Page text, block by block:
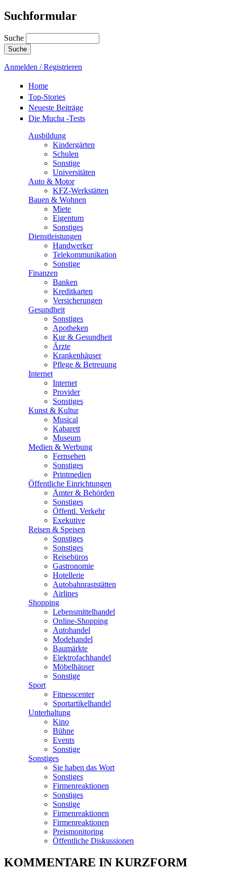
Suchformular
Suche
Anmelden / Registrieren
Home
Top-Stories
Neueste Beiträge
Die Mucha -Tests
Ausbildung
Kindergärten
Schulen
Sonstige
Universitäten
Auto & Motor
KFZ-Werkstätten
Bauen & Wohnen
Miete
Eigentum
Sonstiges
Dienstleistungen
Handwerker
Telekommunikation
Sonstige
Finanzen
Banken
Kreditkarten
Versicherungen
Gesundheit
Sonstiges
Apotheken
Kur & Gesundheit
Ärzte
Krankenhäuser
Pflege & Betreuung
Internet
Internet
Provider
Sonstiges
Kunst & Kultur
Musical
Kabarett
Museum
Medien & Werbung
Fernsehen
Sonstiges
Printmedien
Öffentliche Einrichtungen
Ämter & Behörden
Sonstiges
Öffentl. Verkehr
Exekutive
Reisen & Speisen
Sonstiges
Sonstiges
Reisebüros
Gastronomie
Hotellerie
Autobahnraststätten
Airlines
Shopping
Lebensmittelhandel
Online-Shopping
Autohandel
Modehandel
Baumärkte
Elektrofachhandel
Möbelhäuser
Sonstige
Sport
Fitnesscenter
Sportartikelhandel
Unterhaltung
Kino
Bühne
Events
Sonstige
Sonstiges
Sie haben das Wort
Sonstiges
Firmenreaktionen
Sonstiges
Sonstige
Firmenreaktionen
Firmenreaktionen
Preismonitoring
Öffentliche Diskussionen
KOMMENTARE IN KURZFORM